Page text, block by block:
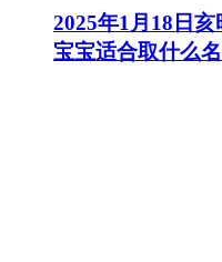
2025年1月18日
宝宝适合取什么